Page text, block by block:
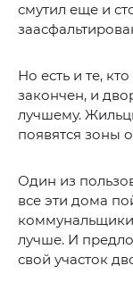
смутил еще и
Но есть и те,
закончен, и
лучшему.
появятся зоны
Один из
все эти дома
коммунальщики
лучше. И
свой участок